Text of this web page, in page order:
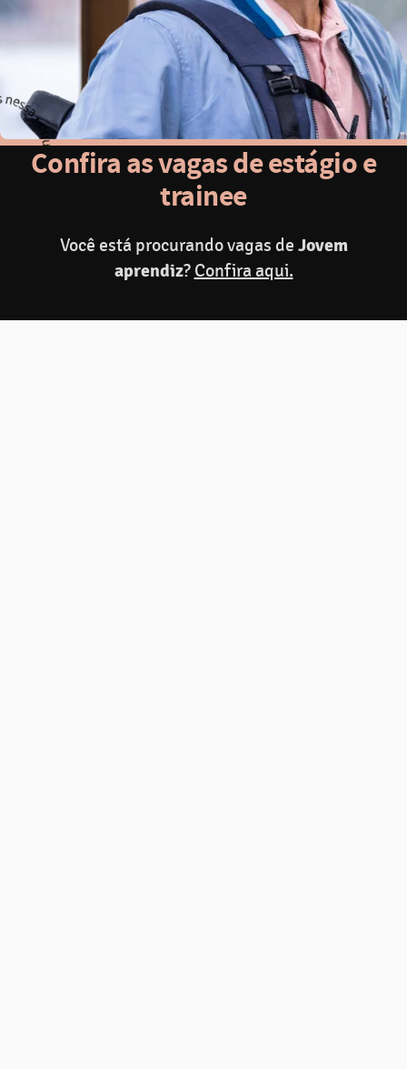
Confira as vagas de estágio e
trainee
Você está procurando vagas de Jovem
aprendiz? Confira aqui.
Fazer inscrição